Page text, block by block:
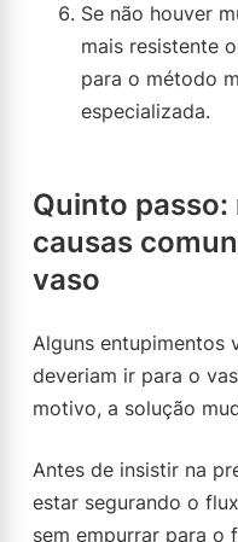
Se não houver
mais resistente
para o método
especializada.
Quinto passo:
causas
vaso
Alguns entupimentos
deveriam ir para o
motivo, a solução
Antes de insistir na
estar segurando o
sem empurrar para o